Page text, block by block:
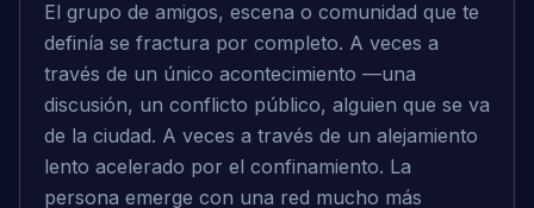
El grupo de amigos, escena o comunidad que te
definía se fractura por completo. A veces a
través de un único acontecimiento —una
discusión, un conflicto público, alguien que se va
de la ciudad. A veces a través de un alejamiento
lento acelerado por el confinamiento. La
persona emerge con una red mucho más